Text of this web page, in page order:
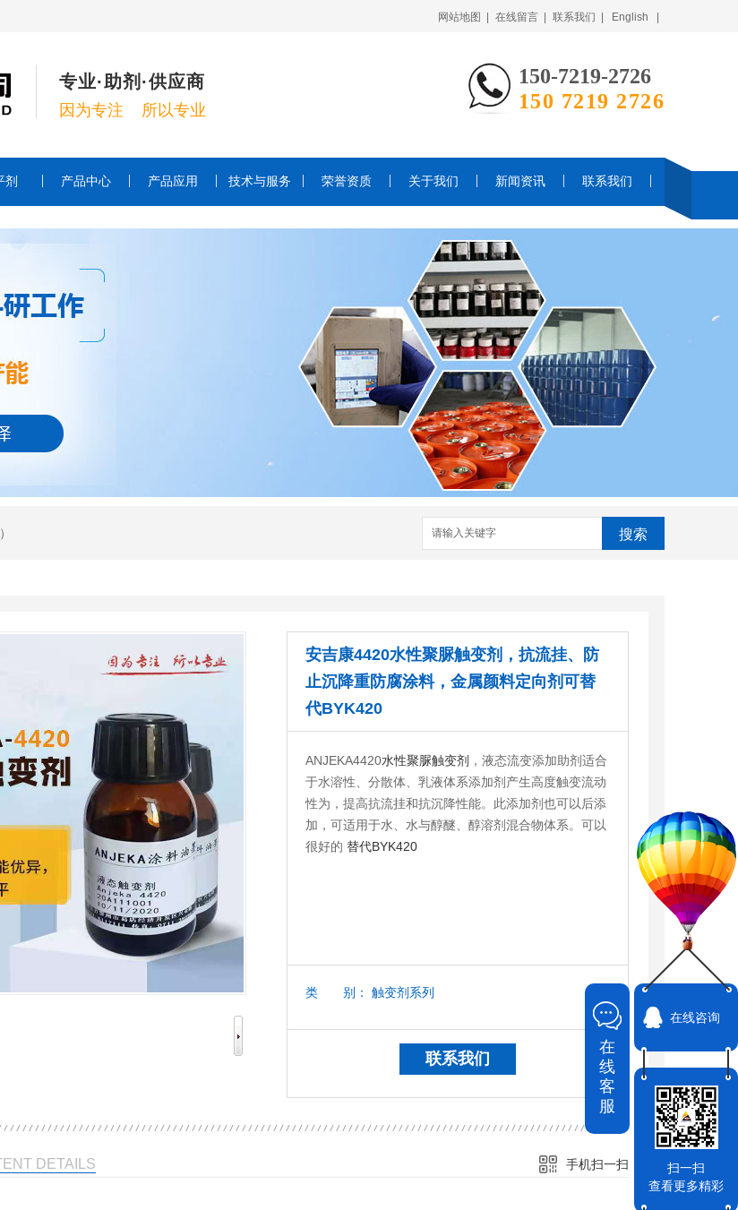
网站地图 | 在线留言 | 联系我们 | English |
专业·助剂·供应商
因为专注 所以专业
150-7219-2726
150 7219 2726
剂 产品中心 产品应用 技术与服务 荣誉资质 关于我们 新闻资讯 联系我们
搜索
安吉康4420水性聚脲触变剂，抗流挂、防
止沉降重防腐涂料，金属颜料定向剂可替
代BYK420
ANJEKA4420水性聚脲触变剂 ， 液态流变添加助剂适合
于水溶性、分散体、乳液体系添加剂产生高度触变流动
性为，提高抗流挂和抗沉降性能。此添加剂也可以后添
加， 可适用于水、水与醇醚、醇溶剂混合物体系。 可以
很好的 替代BYK420
类 别： 触变剂系列
联系我们
DETAILS 手机扫一扫
在线咨询
扫一扫
查看更多精彩
在
线
客
服